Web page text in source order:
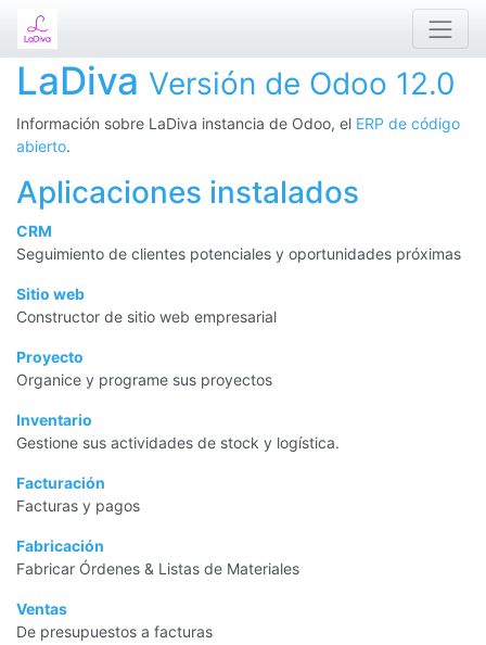
LaDiva Versión de Odoo 12.0
Información sobre LaDiva instancia de Odoo, el ERP de código
abierto.
Aplicaciones instalados
CRM
Seguimiento de clientes potenciales y oportunidades próximas
Sitio web
Constructor de sitio web empresarial
Proyecto
Organice y programe sus proyectos
Inventario
Gestione sus actividades de stock y logística.
Facturación
Facturas y pagos
Fabricación
Fabricar Órdenes & Listas de Materiales
Ventas
De presupuestos a facturas